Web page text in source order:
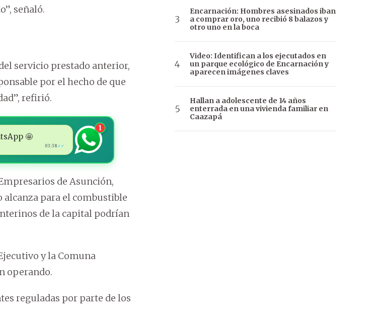
señaló.
servicio prestado anterior,
por el hecho de que
refirió.
🤩
03:38 ✓✓
1
de Asunción,
alcanza para el combustible
de la capital podrían
y la Comuna
operando.
reguladas por parte de los
Encarnación: Hombres asesinados iban
a comprar oro, uno recibió 8 balazos y
otro uno en la boca
Video: Identifican a los ejecutados en
un parque ecológico de Encarnación y
aparecen imágenes claves
Hallan a adolescente de 14 años
enterrada en una vivienda familiar en
Caazapá